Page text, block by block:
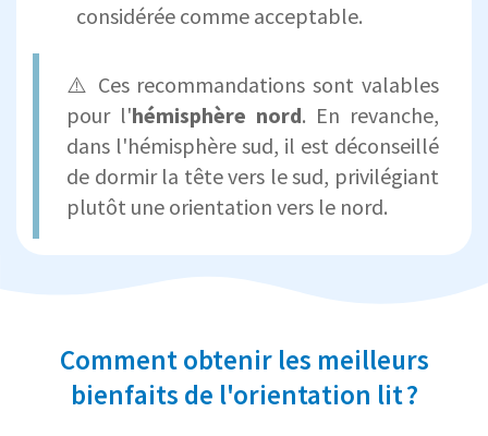
considérée comme acceptable.
⚠️ Ces recommandations sont valables
pour l'hémisphère nord. En revanche,
dans l'hémisphère sud, il est déconseillé
de dormir la tête vers le sud, privilégiant
plutôt une orientation vers le nord.
Comment obtenir les meilleurs
bienfaits de l'orientation lit ?